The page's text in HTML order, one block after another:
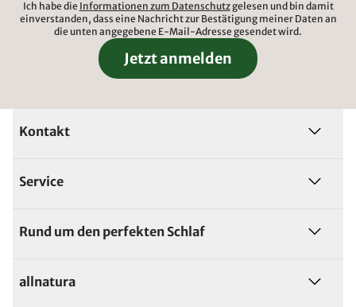
Ich habe die Informationen zum Datenschutzgelesen und bin damit
einverstanden, dass eine Nachricht zur Bestätigung meiner Daten an
die unten angegebene E-Mail-Adresse gesendet wird.
Jetzt anmelden
Kontakt
Service
Rund um den perfekten Schlaf
allnatura